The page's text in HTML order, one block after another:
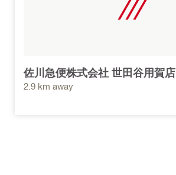
佐川急便株式会社 世田谷用賀店
2.9 km away